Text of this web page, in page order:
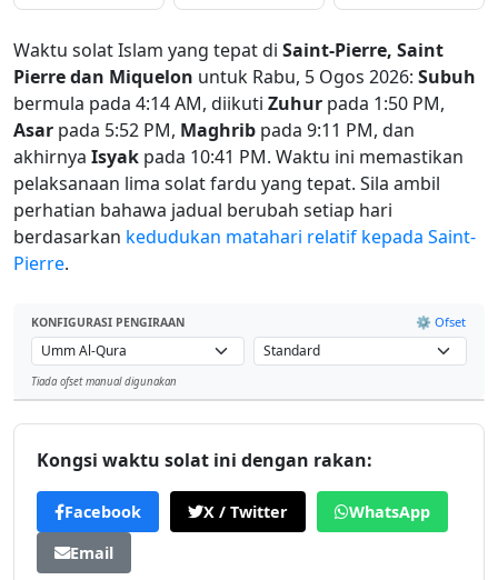
Waktu solat Islam yang tepat di Saint-Pierre, Saint
Pierre dan Miquelon untuk Rabu, 5 Ogos 2026: Subuh
bermula pada 4:14 AM, diikuti Zuhur pada 1:50 PM,
Asar pada 5:52 PM, Maghrib pada 9:11 PM, dan
akhirnya Isyak pada 10:41 PM. Waktu ini memastikan
pelaksanaan lima solat fardu yang tepat. Sila ambil
perhatian bahawa jadual berubah setiap hari
berdasarkan kedudukan matahari relatif kepada Saint-
Pierre.
KONFIGURASI PENGIRAAN ⚙️ Ofset
Tiada ofset manual digunakan
Kongsi waktu solat ini dengan rakan:
Facebook X / Twitter
WhatsApp
Email